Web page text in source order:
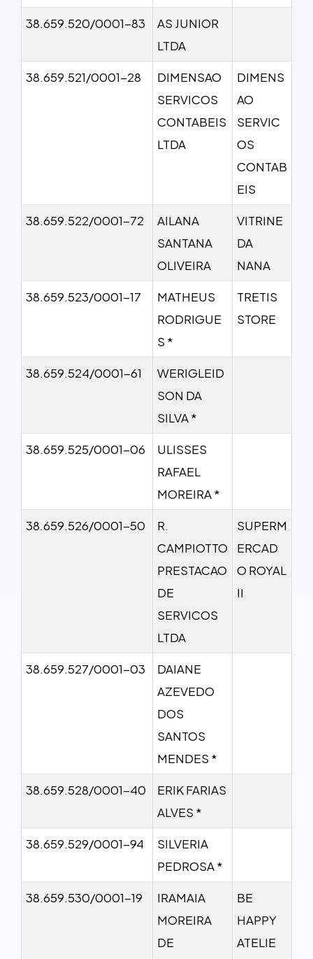
38.659.520/0001-83
AS JUNIOR
LTDA
38.659.521/0001-28
DIMENSAO
SERVICOS
CONTABEIS
LTDA
DIMENS
AO
SERVIC
OS
CONTAB
EIS
38.659.522/0001-72
AILANA
SANTANA
OLIVEIRA
VITRINE
DA
NANA
38.659.523/0001-17
MATHEUS
RODRIGUE
S *
TRETIS
STORE
38.659.524/0001-61
WERIGLEID
SON DA
SILVA *
38.659.525/0001-06
ULISSES
RAFAEL
MOREIRA *
38.659.526/0001-50
R.
CAMPIOTTO
PRESTACAO
DE
SERVICOS
LTDA
SUPERM
ERCAD
O ROYAL
II
38.659.527/0001-03
DAIANE
AZEVEDO
DOS
SANTOS
MENDES *
38.659.528/0001-40
ERIK FARIAS
ALVES *
38.659.529/0001-94
SILVERIA
PEDROSA *
38.659.530/0001-19
IRAMAIA
MOREIRA
DE
BE
HAPPY
ATELIE